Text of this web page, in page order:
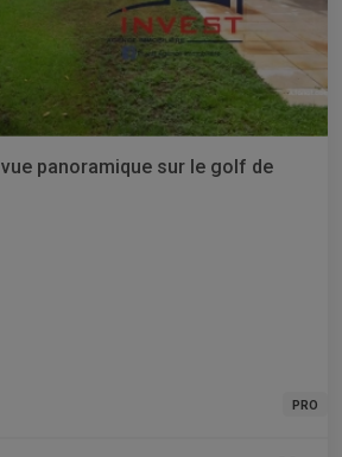
panoramique sur le golf de
PRO